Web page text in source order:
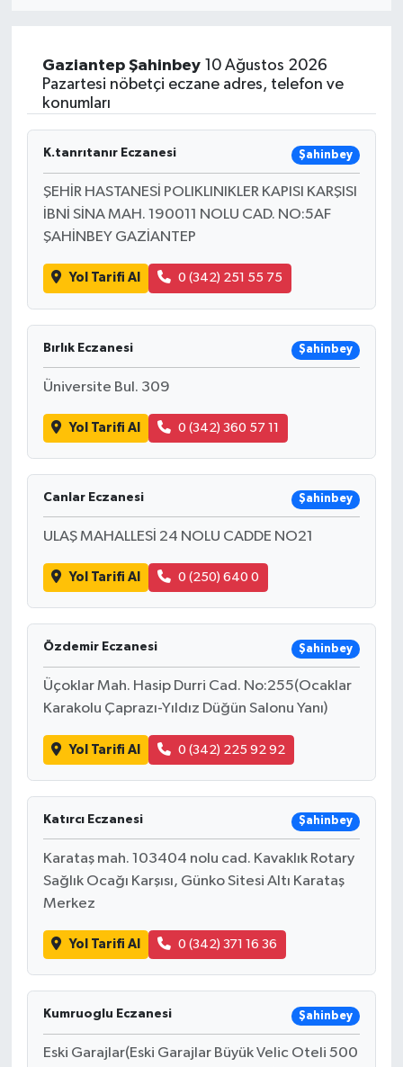
Gaziantep Şahinbey10 Ağustos 2026
Pazartesi nöbetçi eczane adres, telefon ve
konumları
K.tanrıtanır Eczanesi Şahinbey
ŞEHİR HASTANESİ POLIKLINIKLER KAPISI KARŞISI
İBNİ SİNA MAH. 190011 NOLU CAD. NO:5AF
ŞAHİNBEY GAZİANTEP
Yol Tarifi Al 0 (342) 251 55 75
Bırlık Eczanesi Şahinbey
Üniversite Bul. 309
Yol Tarifi Al 0 (342) 360 57 11
Canlar Eczanesi Şahinbey
ULAŞ MAHALLESİ 24 NOLU CADDE NO21
Yol Tarifi Al 0 (250) 640 0
Özdemir Eczanesi Şahinbey
Üçoklar Mah. Hasip Durri Cad. No:255(Ocaklar
Karakolu Çaprazı-Yıldız Düğün Salonu Yanı)
Yol Tarifi Al 0 (342) 225 92 92
Katırcı Eczanesi Şahinbey
Karataş mah. 103404 nolu cad. Kavaklık Rotary
Sağlık Ocağı Karşısı, Günko Sitesi Altı Karataş
Merkez
Yol Tarifi Al 0 (342) 371 16 36
Kumruoglu Eczanesi Şahinbey
Eski Garajlar(Eski Garajlar Büyük Velic Oteli 500
Sağlık
Magazin
Gündem
Kültür & Sanat
Teknoloji
Bilim
Bilim, Teknoloji